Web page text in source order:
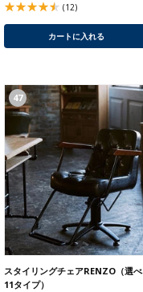
(12)
カートに入れる
47
スタイリングチェアRENZO（選
11タイプ）